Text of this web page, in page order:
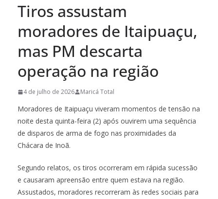
Tiros assustam
moradores de Itaipuaçu,
mas PM descarta
operação na região
4 de julho de 2026 Maricá Total
Moradores de Itaipuaçu viveram momentos de tensão na
noite desta quinta-feira (2) após ouvirem uma sequência
de disparos de arma de fogo nas proximidades da
Chácara de Inoã.
Segundo relatos, os tiros ocorreram em rápida sucessão
e causaram apreensão entre quem estava na região.
Assustados, moradores recorreram às redes sociais para